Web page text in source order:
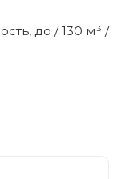
EVS
до / 130 м³ /